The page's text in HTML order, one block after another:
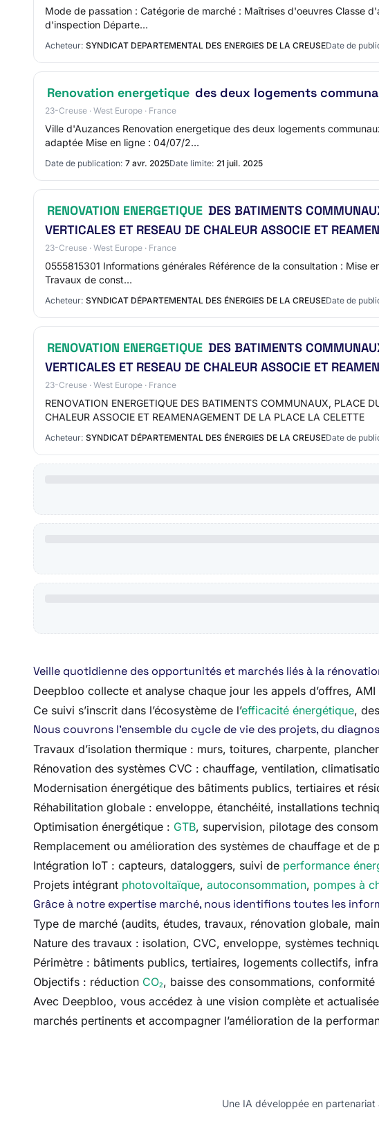
Mode de passation : Catégorie de marché : Maîtrises d'oeuvres Classe
d'inspection Départe…
Acheteur: SYNDICAT DEPARTEMENTAL DES ENERGIES DE LA CREUSEDate de
Renovation energetique des deux logements
23-Creuse · West Europe · France
Ville d'Auzances Renovation energetique des deux logements
adaptée Mise en ligne : 04/07/2…
Date de publication: 7 avr. 2025Date limite: 21 juil. 2025
RENOVATION ENERGETIQUE DES BATIMENTS
VERTICALES ET RESEAU DE CHALEUR ASSOCIE ET
23-Creuse · West Europe · France
0555815301 Informations générales Référence de la consultation :
Travaux de const…
Acheteur: SYNDICAT DÉPARTEMENTAL DES ÉNERGIES DE LA CREUSEDate de
RENOVATION ENERGETIQUE DES BATIMENTS
VERTICALES ET RESEAU DE CHALEUR ASSOCIE ET
23-Creuse · West Europe · France
RENOVATION ENERGETIQUE DES BATIMENTS COMMUNAUX, PLACE
CHALEUR ASSOCIE ET REAMENAGEMENT DE LA PLACE LA CELETTE
Acheteur: SYNDICAT DÉPARTEMENTAL DES ÉNERGIES DE LA CREUSEDate de
Veille quotidienne des opportunités et marchés liés à la
Deepbloo collecte et analyse chaque jour les appels d’offres,
Ce suivi s’inscrit dans l’écosystème de l’efficacité énergétique,
Nous couvrons l’ensemble du cycle de vie des projets, du
Travaux d’isolation thermique : murs, toitures, charpente,
Rénovation des systèmes CVC : chauffage, ventilation,
Modernisation énergétique des bâtiments publics, tertiaires et
Réhabilitation globale : enveloppe, étanchéité, installations
Optimisation énergétique : GTB, supervision, pilotage des
Remplacement ou amélioration des systèmes de chauffage et de
Intégration IoT : capteurs, dataloggers, suivi de performance
Projets intégrant photovoltaïque, autoconsommation, pompes à
Grâce à notre expertise marché, nous identifions toutes les
Type de marché (audits, études, travaux, rénovation globale,
Nature des travaux : isolation, CVC, enveloppe, systèmes
Périmètre : bâtiments publics, tertiaires, logements collectifs,
Objectifs : réduction CO₂, baisse des consommations, conformité
Avec Deepbloo, vous accédez à une vision complète et
marchés pertinents et accompagner l’amélioration de la
Une IA développée en